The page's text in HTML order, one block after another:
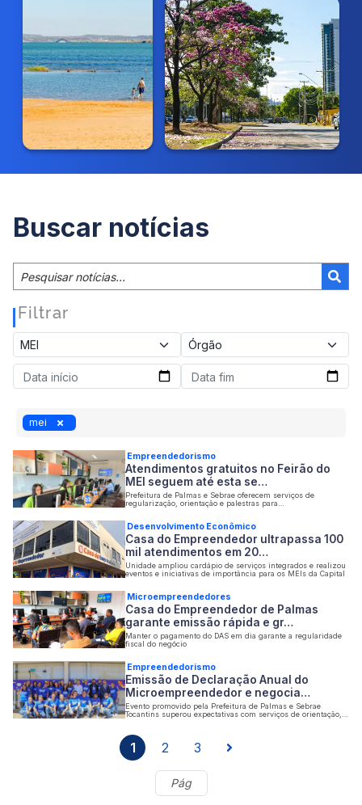
Buscar notícias
Filtrar
mei
Empreendedorismo
Atendimentos gratuitos no Feirão do
MEI seguem até esta se…
Prefeitura de Palmas e Sebrae oferecem serviços de
regularização, orientação e palestras para
Desenvolvimento Econômico
Casa do Empreendedor ultrapassa 100
mil atendimentos em 20…
Unidade ampliou cardápio de serviços integrados e realizou
eventos e iniciativas de importância para os MEIs da Capital
Microempreendedores
Casa do Empreendedor de Palmas
garante emissão rápida e gr…
Manter o pagamento do DAS em dia garante a regularidade
fiscal do negócio
Empreendedorismo
Emissão de Declaração Anual do
Microempreendedor e negocia…
Evento promovido pela Prefeitura de Palmas e Sebrae
Tocantins superou expectativas com serviços de orientação,
1 2 3